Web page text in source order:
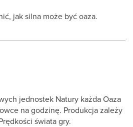
jak silna może być oaza.
jednostek Natury każda Oaza
na godzinę. Produkcja zależy
świata gry.